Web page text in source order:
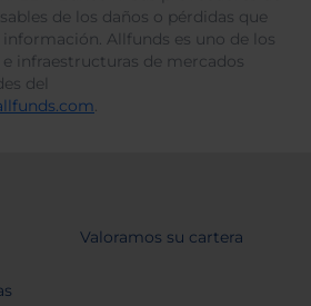
de los daños o pérdidas que
Allfunds es uno de los
infraestructuras de mercados
del
.
Valoramos su cartera